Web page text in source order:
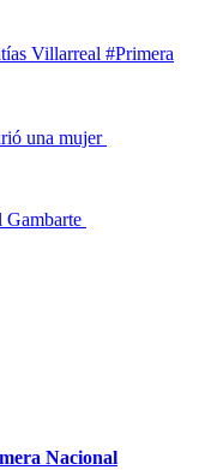
Villarreal #Primera
una mujer
Gambarte
Nacional